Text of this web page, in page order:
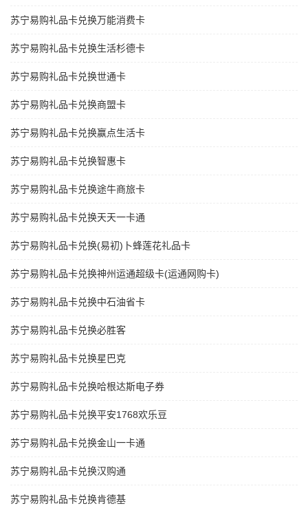
苏宁易购礼品卡兑换万能消费卡
苏宁易购礼品卡兑换生活杉德卡
苏宁易购礼品卡兑换世通卡
苏宁易购礼品卡兑换商盟卡
苏宁易购礼品卡兑换赢点生活卡
苏宁易购礼品卡兑换智惠卡
苏宁易购礼品卡兑换途牛商旅卡
苏宁易购礼品卡兑换天天一卡通
苏宁易购礼品卡兑换(易初)卜蜂莲花礼品卡
苏宁易购礼品卡兑换神州运通超级卡(运通网购卡)
苏宁易购礼品卡兑换中石油省卡
苏宁易购礼品卡兑换必胜客
苏宁易购礼品卡兑换星巴克
苏宁易购礼品卡兑换哈根达斯电子券
苏宁易购礼品卡兑换平安1768欢乐豆
苏宁易购礼品卡兑换金山一卡通
苏宁易购礼品卡兑换汉购通
苏宁易购礼品卡兑换肯德基